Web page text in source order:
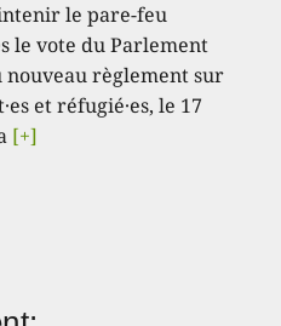
le pare-feu
le vote du Parlement
règlement sur
et réfugié·es, le 17
[+]